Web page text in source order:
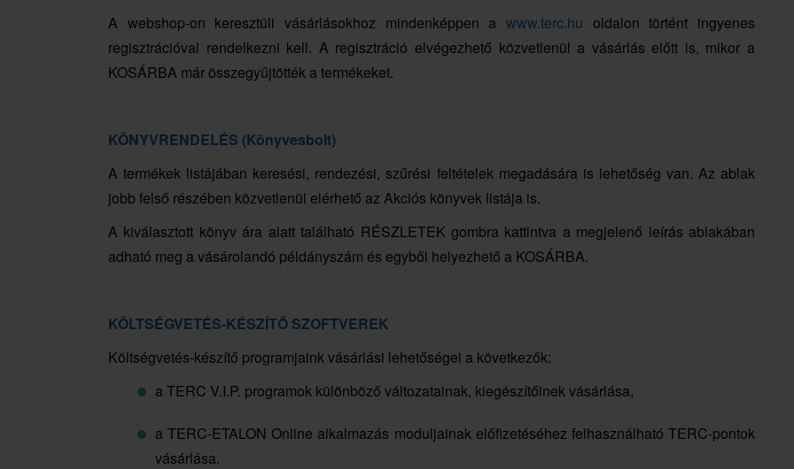
A webshop-on keresztüli vásárlásokhoz mindenképpen a www.terc.hu oldalon történt ingyenes
regisztrációval rendelkezni kell. A regisztráció elvégezhető közvetlenül a vásárlás előtt is, mikor a
KOSÁRBA már összegyűjtötték a termékeket.
KÖNYVRENDELÉS (Könyvesbolt)
A termékek listájában keresési, rendezési, szűrési feltételek megadására is lehetőség van. Az ablak
jobb felső részében közvetlenül elérhető az Akciós könyvek listája is.
A kiválasztott könyv ára alatt található RÉSZLETEK gombra kattintva a megjelenő leírás ablakában
adható meg a vásárolandó példányszám és egyből helyezhető a KOSÁRBA.
KÖLTSÉGVETÉS-KÉSZÍTŐ SZOFTVEREK
Költségvetés-készítő programjaink vásárlási lehetőségei a következők:
a TERC V.I.P. programok különböző változatainak, kiegészítőinek vásárlása,
a TERC-ETALON Online alkalmazás moduljainak előfizetéséhez felhasználható TERC-pontok
vásárlása.